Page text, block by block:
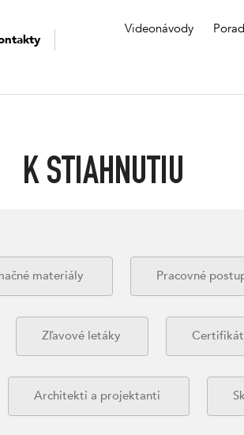
Videonávody
K STIAHNUTIU
materiály Pracovné
Zľavové letáky
Architekti a projektanti